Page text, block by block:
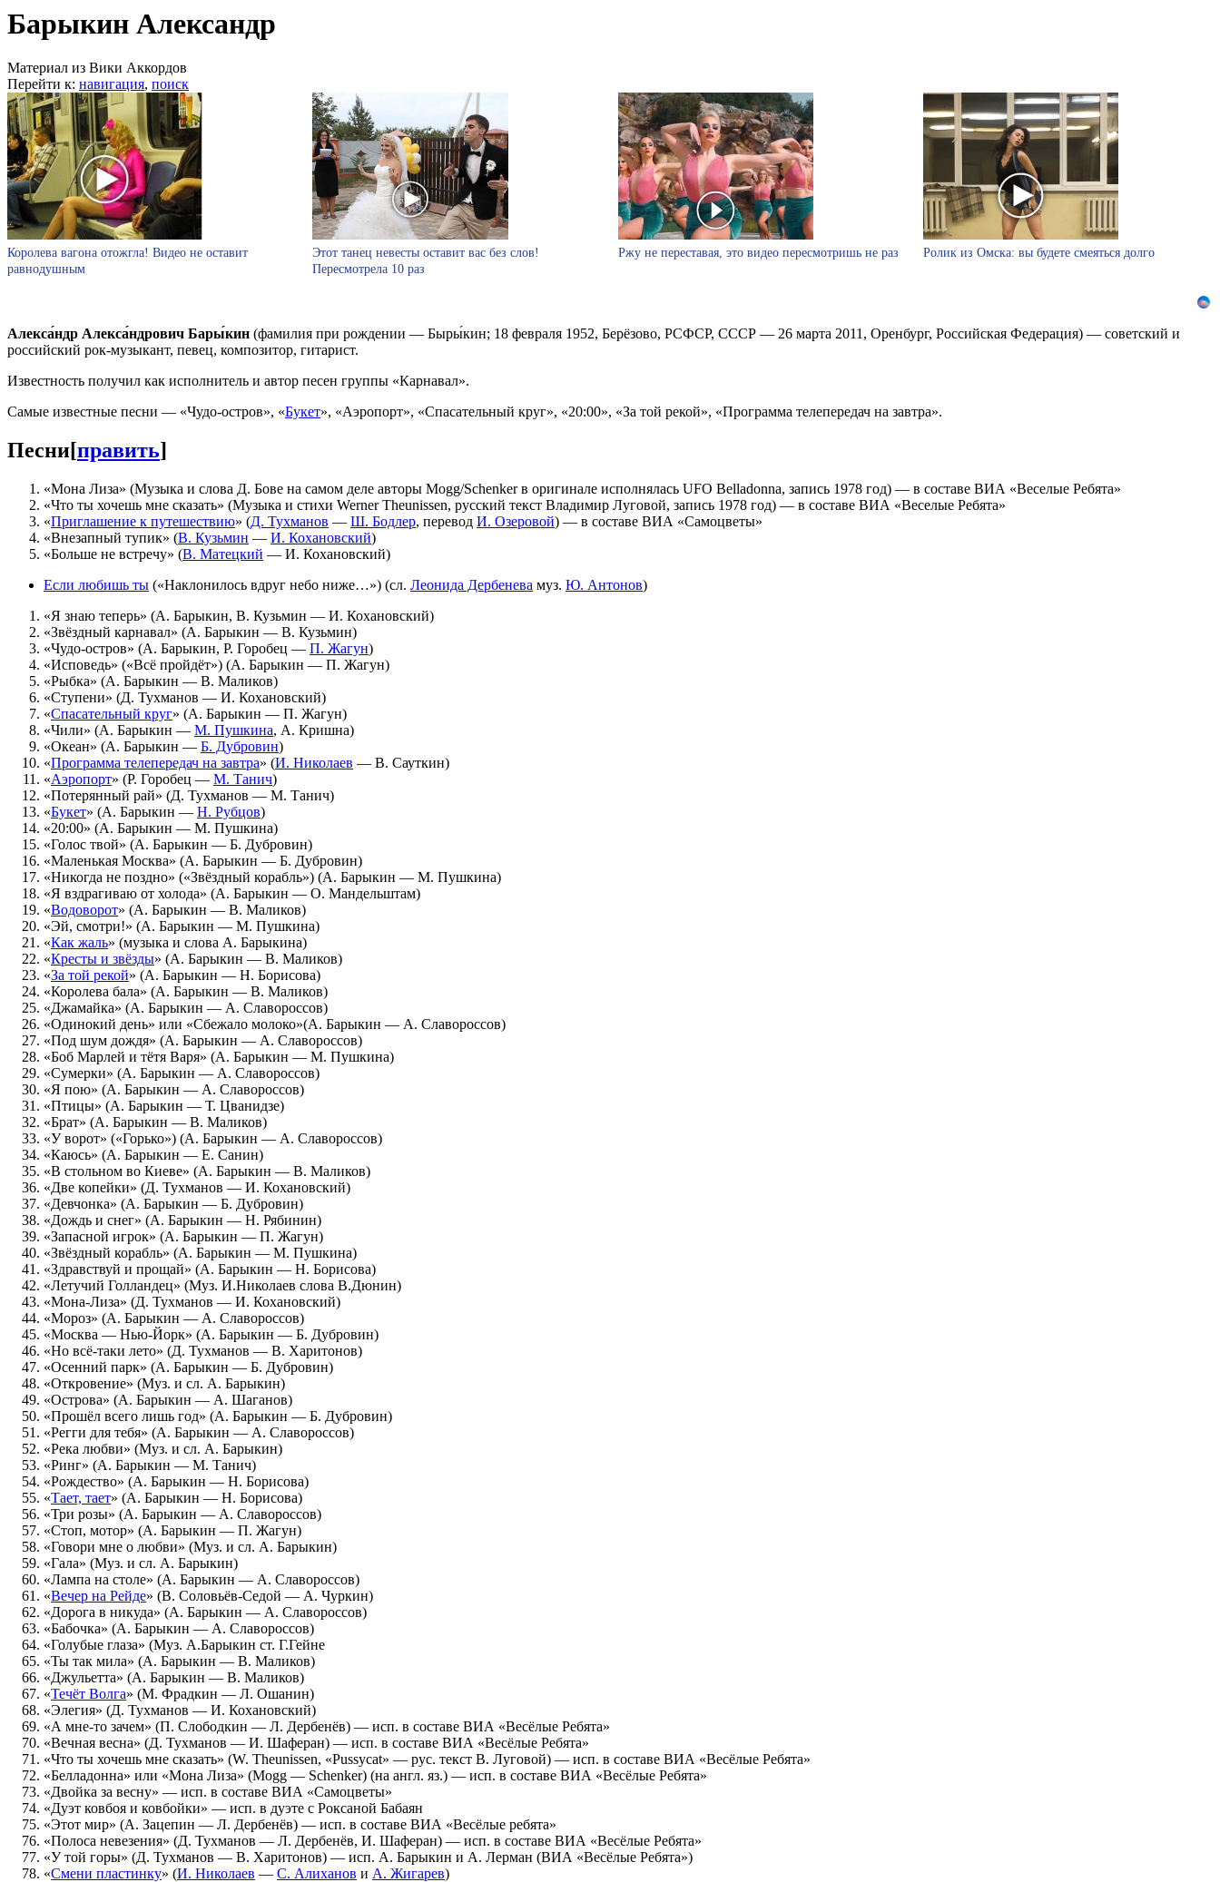
Барыкин Александр
Материал из Вики Аккордов
Перейти к: навигация, поиск
Королева вагона отожгла! Видео не оставит
равнодушным
Этот танец невесты оставит вас без слов!
Пересмотрела 10 раз
Ржу не переставая, это видео пересмотришь не раз Ролик из Омска: вы будете смеяться долго
Алекса́ндр Алекса́ндрович Бары́кин (фамилия при рождении — Быры́кин; 18 февраля 1952, Берёзово, РСФСР, СССР — 26 марта 2011, Оренбург, Российская Федерация) — советский и
российский рок-музыкант, певец, композитор, гитарист.
Известность получил как исполнитель и автор песен группы «Карнавал».
Самые известные песни — «Чудо-остров», «Букет», «Аэропорт», «Спасательный круг», «20:00», «За той рекой», «Программа телепередач на завтра».
Песни[править]
«Мона Лиза» (Музыка и слова Д. Бове на самом деле авторы Mogg/Schenker в оригинале исполнялась UFO Belladonna, запись 1978 год) — в составе ВИА «Веселые Ребята»
«Что ты хочешь мне сказать» (Музыка и стихи Werner Theunissen, русский текст Владимир Луговой, запись 1978 год) — в составе ВИА «Веселые Ребята»
«Приглашение к путешествию» (Д. Тухманов — Ш. Бодлер, перевод И. Озеровой) — в составе ВИА «Самоцветы»
«Внезапный тупик» (В. Кузьмин — И. Кохановский)
«Больше не встречу» (В. Матецкий — И. Кохановский)
Если любишь ты («Наклонилось вдруг небо ниже…») (сл. Леонида Дербенева муз. Ю. Антонов)
«Я знаю теперь» (А. Барыкин, В. Кузьмин — И. Кохановский)
«Звёздный карнавал» (А. Барыкин — В. Кузьмин)
«Чудо-остров» (А. Барыкин, Р. Горобец — П. Жагун)
«Исповедь» («Всё пройдёт») (А. Барыкин — П. Жагун)
«Рыбка» (А. Барыкин — В. Маликов)
«Ступени» (Д. Тухманов — И. Кохановский)
«Спасательный круг» (А. Барыкин — П. Жагун)
«Чили» (А. Барыкин — М. Пушкина, А. Кришна)
«Океан» (А. Барыкин — Б. Дубровин)
«Программа телепередач на завтра» (И. Николаев — В. Сауткин)
«Аэропорт» (Р. Горобец — М. Танич)
«Потерянный рай» (Д. Тухманов — М. Танич)
«Букет» (А. Барыкин — Н. Рубцов)
«20:00» (А. Барыкин — М. Пушкина)
«Голос твой» (А. Барыкин — Б. Дубровин)
«Маленькая Москва» (А. Барыкин — Б. Дубровин)
«Никогда не поздно» («Звёздный корабль») (А. Барыкин — М. Пушкина)
«Я вздрагиваю от холода» (А. Барыкин — О. Мандельштам)
«Водоворот» (А. Барыкин — В. Маликов)
«Эй, смотри!» (А. Барыкин — М. Пушкина)
«Как жаль» (музыка и слова А. Барыкина)
«Кресты и звёзды» (А. Барыкин — В. Маликов)
«За той рекой» (А. Барыкин — Н. Борисова)
«Королева бала» (А. Барыкин — В. Маликов)
«Джамайка» (А. Барыкин — А. Славороссов)
«Одинокий день» или «Сбежало молоко»(А. Барыкин — А. Славороссов)
«Под шум дождя» (А. Барыкин — А. Славороссов)
«Боб Марлей и тётя Варя» (А. Барыкин — М. Пушкина)
«Сумерки» (А. Барыкин — А. Славороссов)
«Я пою» (А. Барыкин — А. Славороссов)
«Птицы» (А. Барыкин — Т. Цванидзе)
«Брат» (А. Барыкин — В. Маликов)
«У ворот» («Горько») (А. Барыкин — А. Славороссов)
«Каюсь» (А. Барыкин — Е. Санин)
«В стольном во Киеве» (А. Барыкин — В. Маликов)
«Две копейки» (Д. Тухманов — И. Кохановский)
«Девчонка» (А. Барыкин — Б. Дубровин)
«Дождь и снег» (А. Барыкин — Н. Рябинин)
«Запасной игрок» (А. Барыкин — П. Жагун)
«Звёздный корабль» (А. Барыкин — М. Пушкина)
«Здравствуй и прощай» (А. Барыкин — Н. Борисова)
«Летучий Голландец» (Муз. И.Николаев слова В.Дюнин)
«Мона-Лиза» (Д. Тухманов — И. Кохановский)
«Мороз» (А. Барыкин — А. Славороссов)
«Москва — Нью-Йорк» (А. Барыкин — Б. Дубровин)
«Но всё-таки лето» (Д. Тухманов — В. Харитонов)
«Осенний парк» (А. Барыкин — Б. Дубровин)
«Откровение» (Муз. и сл. А. Барыкин)
«Острова» (А. Барыкин — А. Шаганов)
«Прошёл всего лишь год» (А. Барыкин — Б. Дубровин)
«Регги для тебя» (А. Барыкин — А. Славороссов)
«Река любви» (Муз. и сл. А. Барыкин)
«Ринг» (А. Барыкин — М. Танич)
«Рождество» (А. Барыкин — Н. Борисова)
«Тает, тает» (А. Барыкин — Н. Борисова)
«Три розы» (А. Барыкин — А. Славороссов)
«Стоп, мотор» (А. Барыкин — П. Жагун)
«Говори мне о любви» (Муз. и сл. А. Барыкин)
«Гала» (Муз. и сл. А. Барыкин)
«Лампа на столе» (А. Барыкин — А. Славороссов)
«Вечер на Рейде» (В. Соловьёв-Седой — А. Чуркин)
«Дорога в никуда» (А. Барыкин — А. Славороссов)
«Бабочка» (А. Барыкин — А. Славороссов)
«Голубые глаза» (Муз. А.Барыкин ст. Г.Гейне
«Ты так мила» (А. Барыкин — В. Маликов)
«Джульетта» (А. Барыкин — В. Маликов)
«Течёт Волга» (М. Фрадкин — Л. Ошанин)
«Элегия» (Д. Тухманов — И. Кохановский)
«А мне-то зачем» (П. Слободкин — Л. Дербенёв) — исп. в составе ВИА «Весёлые Ребята»
«Вечная весна» (Д. Тухманов — И. Шаферан) — исп. в составе ВИА «Весёлые Ребята»
«Что ты хочешь мне сказать» (W. Theunissen, «Pussycat» — рус. текст В. Луговой) — исп. в составе ВИА «Весёлые Ребята»
«Белладонна» или «Мона Лиза» (Mogg — Schenker) (на англ. яз.) — исп. в составе ВИА «Весёлые Ребята»
«Двойка за весну» — исп. в составе ВИА «Самоцветы»
«Дуэт ковбоя и ковбойки» — исп. в дуэте с Роксаной Бабаян
«Этот мир» (А. Зацепин — Л. Дербенёв) — исп. в составе ВИА «Весёлые ребята»
«Полоса невезения» (Д. Тухманов — Л. Дербенёв, И. Шаферан) — исп. в составе ВИА «Весёлые Ребята»
«У той горы» (Д. Тухманов — В. Харитонов) — исп. А. Барыкин и А. Лерман (ВИА «Весёлые Ребята»)
«Смени пластинку» (И. Николаев — С. Алиханов и А. Жигарев)